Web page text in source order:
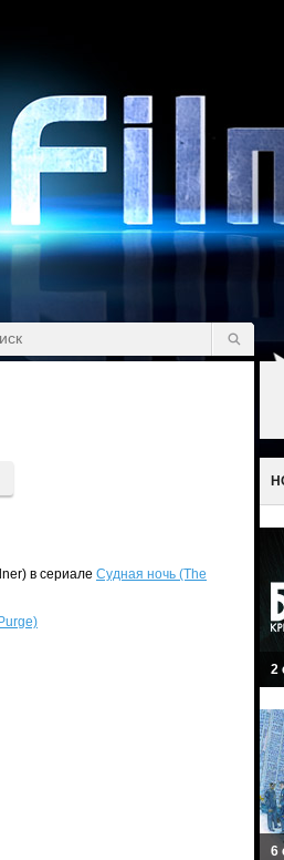
в сериале Судная ночь (The
2
6